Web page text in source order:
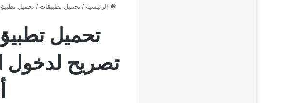
الرئيسية / تحميل تطبيقات / تحميل
تحميل
تصريح لدخول